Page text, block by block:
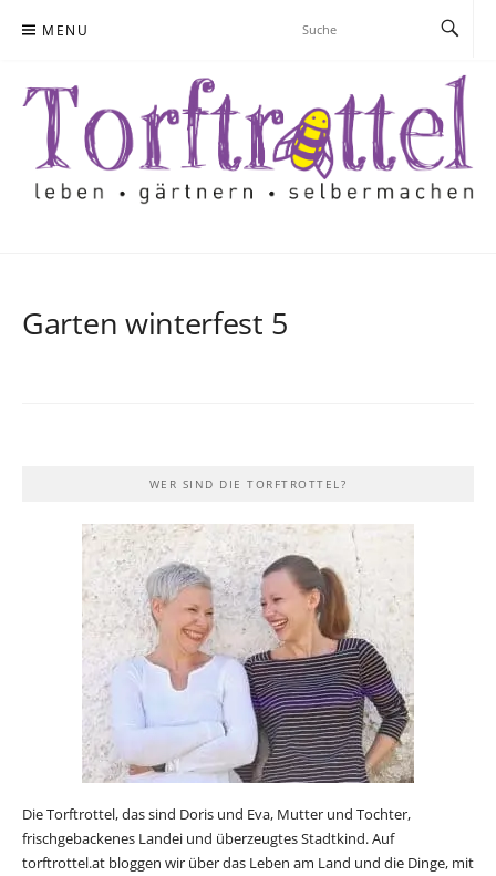
MENU
Garten winterfest 5
WER SIND DIE TORFTROTTEL?
Die Torftrottel, das sind Doris und Eva, Mutter und Tochter,
frischgebackenes Landei und überzeugtes Stadtkind. Auf
torftrottel.at bloggen wir über das Leben am Land und die Dinge, mit